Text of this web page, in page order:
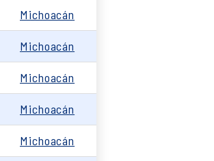
Michoacán
Michoacán
Michoacán
Michoacán
Michoacán